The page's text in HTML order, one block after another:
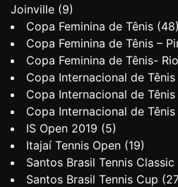
Joinville (9)
Copa Feminina de Tênis (48)
Copa Feminina de Tênis –
Copa Feminina de Tênis-
Copa Internacional de
Copa Internacional de
Copa Internacional de
IS Open 2019 (5)
Itajaí Tennis Open (19)
Santos Brasil Tennis Classic
Santos Brasil Tennis Cup